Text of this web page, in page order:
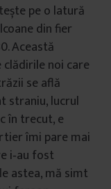
pe o latură
din fier
Această
noi care
se află
straniu, lucrul
în trecut, e
îmi pare mai
i‑au fost
astea, mă simt